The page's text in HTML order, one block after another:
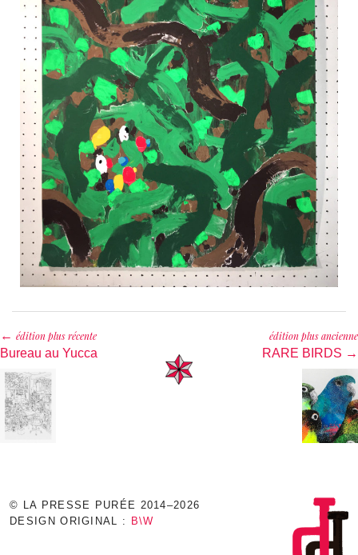
← édition plus récente
Bureau au Yucca
édition plus ancienne
RARE BIRDS →
© LA PRESSE PURÉE 2014–2026
DESIGN ORIGINAL :
B\W